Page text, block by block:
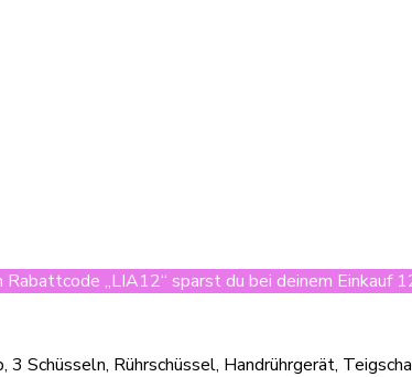
Rabattcode „LIA12“ sparst du bei deinem Einkauf
3 Schüsseln, Rührschüssel, Handrührgerät,